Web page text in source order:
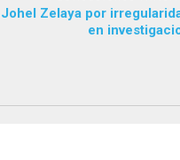
Zelaya por
en